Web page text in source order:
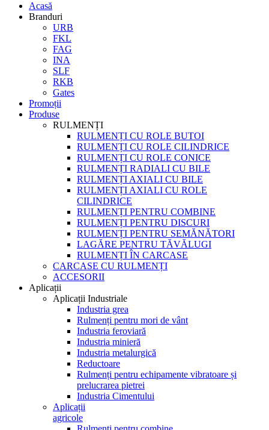
Acasă
Branduri
URB
FKL
FAG
INA
SLF
RKB
Gates
Promoții
Produse
RULMENȚI
RULMENȚI CU ROLE BUTOI
RULMENȚI CU ROLE CILINDRICE
RULMENȚI CU ROLE CONICE
RULMENȚI RADIALI CU BILE
RULMENȚI AXIALI CU BILE
RULMENȚI AXIALI CU ROLE
CILINDRICE
RULMENȚI PENTRU COMBINE
RULMENȚI PENTRU DISCURI
RULMENȚI PENTRU SEMĂNĂTORI
LAGĂRE PENTRU TĂVĂLUGI
RULMENȚI ÎN CARCASE
CARCASE CU RULMENȚI
ACCESORII
Aplicații
Aplicații Industriale
Industria grea
Rulmenți pentru mori de vânt
Industria feroviară
Industria minieră
Industria metalurgică
Reductoare
Rulmenți pentru echipamente vibratoare și
prelucrarea pietrei
Industria Cimentului
Aplicații
agricole